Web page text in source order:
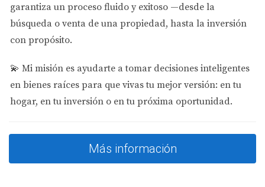
Miami. Usó su historial crediticio sólido para asegurar
una tasa favorable. Al aprovechar el apalancamiento,
pudo diversificar sus inversiones sin comprometer
retorno significativo sobre su inversión.
financiamiento para hacerlo.
garantiza un proceso fluido y exitoso —desde la
búsqueda o venta de una propiedad, hasta la inversión
con propósito.
💫 Mi misión es ayudarte a tomar decisiones inteligentes
en bienes raíces para que vivas tu mejor versión: en tu
hogar, en tu inversión o en tu próxima oportunidad.
Más información